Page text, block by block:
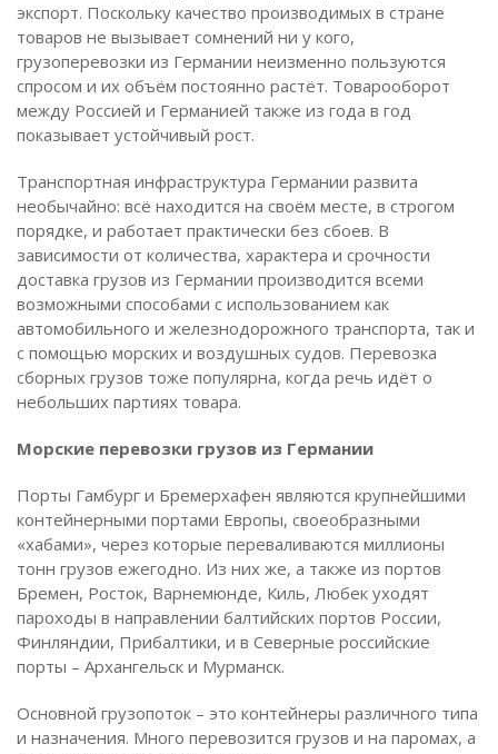
экспорт. Поскольку качество производимых в стране
товаров не вызывает сомнений ни у кого,
грузоперевозки из Германии неизменно пользуются
спросом и их объём постоянно растёт. Товарооборот
между Россией и Германией также из года в год
показывает устойчивый рост.
Транспортная инфраструктура Германии развита
необычайно: всё находится на своём месте, в строгом
порядке, и работает практически без сбоев. В
зависимости от количества, характера и срочности
доставка грузов из Германии производится всеми
возможными способами с использованием как
автомобильного и железнодорожного транспорта, так и
с помощью морских и воздушных судов. Перевозка
сборных грузов тоже популярна, когда речь идёт о
небольших партиях товара.
Морские перевозки грузов из Германии
Порты Гамбург и Бремерхафен являются крупнейшими
контейнерными портами Европы, своеобразными
«хабами», через которые переваливаются миллионы
тонн грузов ежегодно. Из них же, а также из портов
Бремен, Росток, Варнемюнде, Киль, Любек уходят
пароходы в направлении балтийских портов России,
Финляндии, Прибалтики, и в Северные российские
порты – Архангельск и Мурманск.
Основной грузопоток – это контейнеры различного типа
и назначения. Много перевозится грузов и на паромах, а